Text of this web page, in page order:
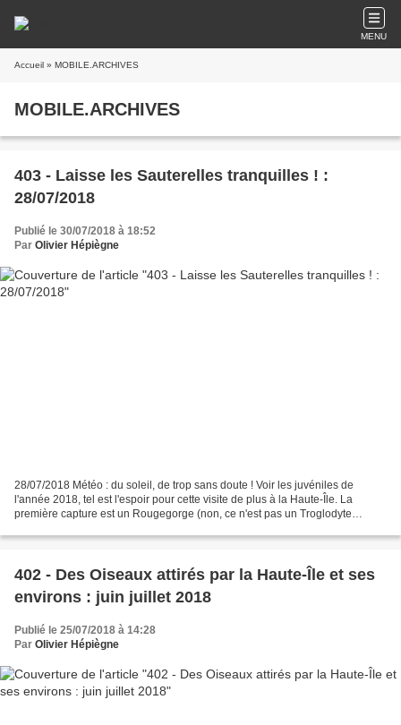
MENU
Accueil » MOBILE.ARCHIVES
MOBILE.ARCHIVES
403 - Laisse les Sauterelles tranquilles ! :
28/07/2018
Publié le 30/07/2018 à 18:52
Par Olivier Hépiègne
28/07/2018 Météo : du soleil, de trop sans doute ! Voir les juvéniles de
l'année 2018, tel est l'espoir pour cette visite de plus à la Haute-Île. La
première capture est un Rougegorge (non, ce n'est pas un Troglodyte
402 - Des Oiseaux attirés par la Haute-Île et ses
environs : juin juillet 2018
Publié le 25/07/2018 à 14:28
Par Olivier Hépiègne